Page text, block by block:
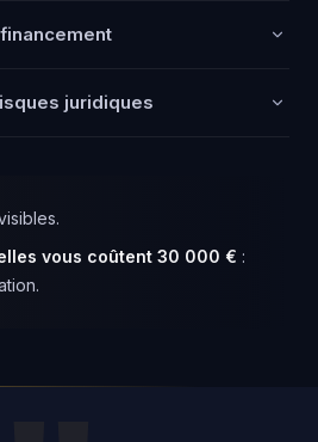
grignotent directement votre
bancaire approximatif peut
juridiques
vous coûtent 30 000 € :